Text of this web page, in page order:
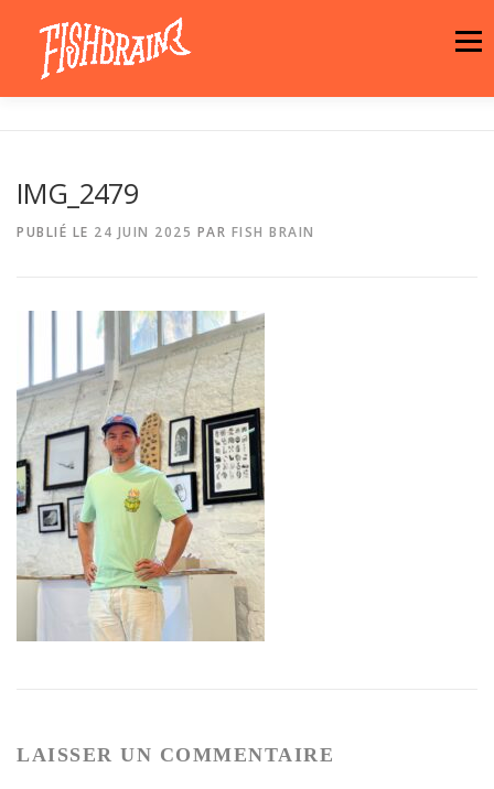
contenu
Menu
LA BOUTIQUE
IMG_2479
PUBLIÉ LE 24 JUIN 2025 PAR FISH BRAIN
LAISSER UN COMMENTAIRE